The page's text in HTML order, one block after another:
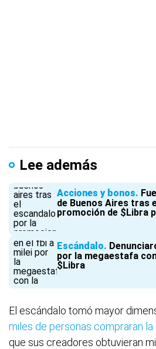
Lee además
Acciones y bonos
de Buenos Aires tras
promoción de $Libra
Escándalo
por la megaestafa
$Libra
El escándalo tomó mayor
miles de personas compraran
que sus creadores obtuvieran